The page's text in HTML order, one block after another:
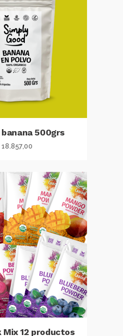
banana 500grs
18.857,00
Mix 12 productos